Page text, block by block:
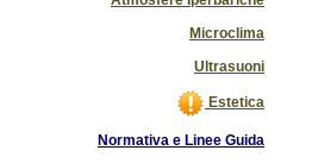
Microclima
Ultrasuoni
Estetica
Normativa e Linee Guida